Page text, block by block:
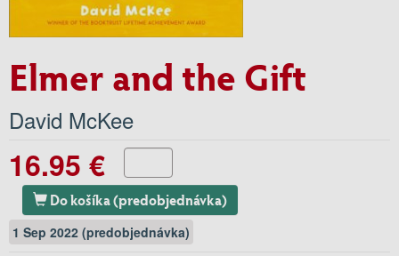
Elmer and the Gift
David McKee
16.95 €
Do košíka (predobjednávka)
1 Sep 2022 (predobjednávka)